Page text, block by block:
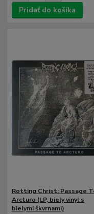
Pridať do košíka
Rotting Christ: Passage
Arcturo (LP, biely vinyl s
bielymi škvrnami)